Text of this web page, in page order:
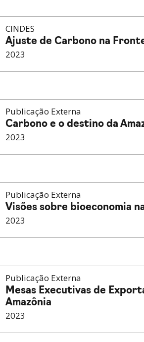
CINDES
Ajuste de Carbono na
2023
Publicação Externa
Carbono e o destino da
2023
Publicação Externa
Visões sobre bioeconomia
2023
Publicação Externa
Mesas Executivas de
Amazônia
2023